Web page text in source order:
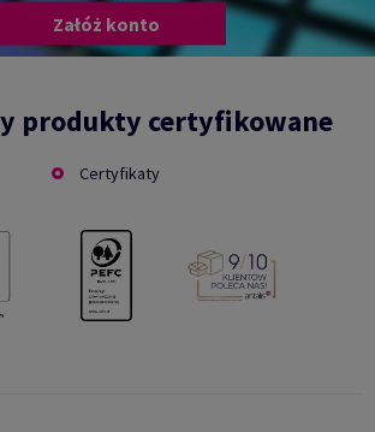
Załóż konto
produkty certyfikowane
Certyfikaty